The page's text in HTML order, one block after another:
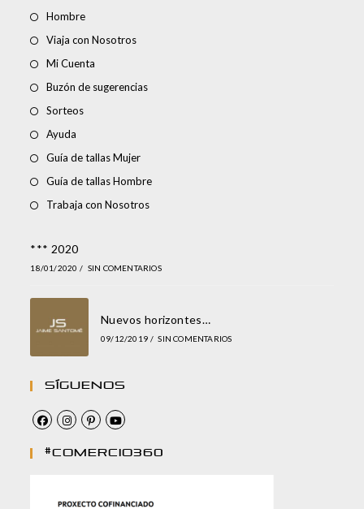
Hombre
Viaja con Nosotros
Mi Cuenta
Buzón de sugerencias
Sorteos
Ayuda
Guía de tallas Mujer
Guía de tallas Hombre
Trabaja con Nosotros
*** 2020
18/01/2020 / SIN COMENTARIOS
Nuevos horizontes…
09/12/2019 / SIN COMENTARIOS
Síguenos
#comercio360